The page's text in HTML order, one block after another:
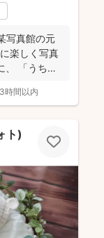
写真館の元
楽しく写真
「うち
3時間以内
ト)